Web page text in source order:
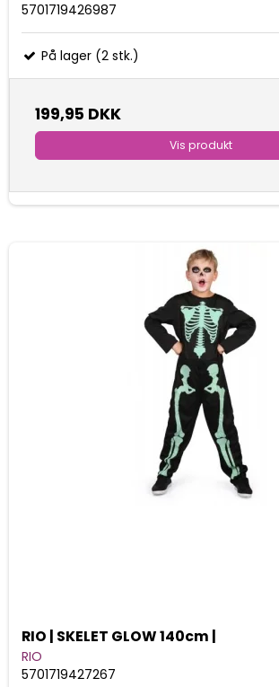
5701719426987
På lager (2 stk.)
199,95 DKK
Vis produkt
RIO | SKELET GLOW 140cm |
RIO
5701719427267